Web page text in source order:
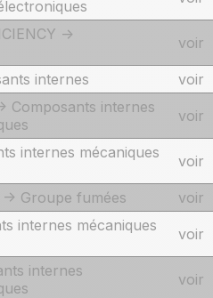
->
voir
internes
voir
Composants internes
voir
internes mécaniques
voir
> Groupe fumées
voir
internes mécaniques
voir
internes
voir